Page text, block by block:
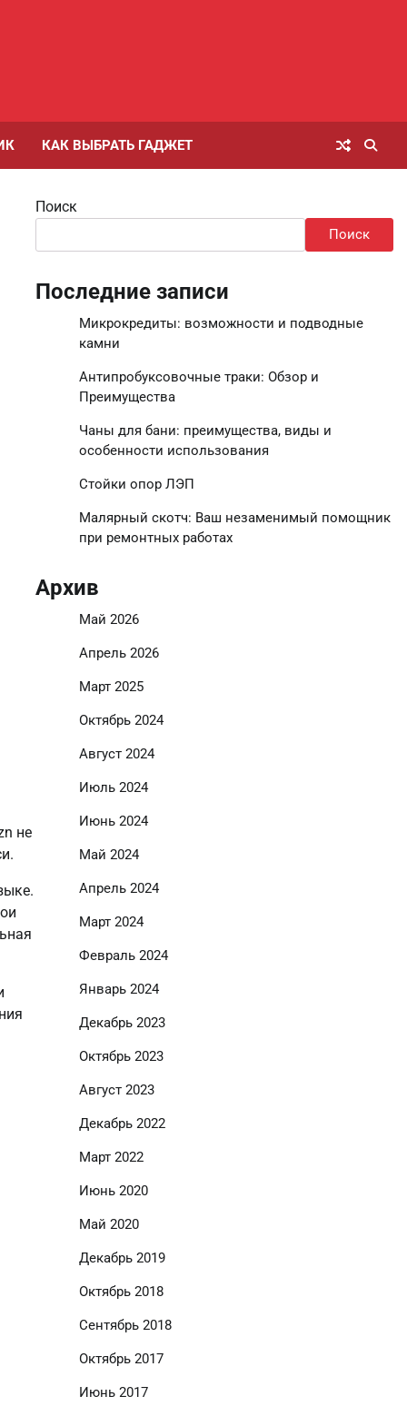
КАК ВЫБРАТЬ ГАДЖЕТ
не
Поиск
Поиск
Последние записи
Микрокредиты: возможности и подводные
камни
Антипробуксовочные траки: Обзор и
Преимущества
Чаны для бани: преимущества, виды и
особенности использования
Стойки опор ЛЭП
Малярный скотч: Ваш незаменимый помощник
при ремонтных работах
Архив
Май 2026
Апрель 2026
Март 2025
Октябрь 2024
Август 2024
Июль 2024
Июнь 2024
Май 2024
Апрель 2024
Март 2024
Февраль 2024
Январь 2024
Декабрь 2023
Октябрь 2023
Август 2023
Декабрь 2022
Март 2022
Июнь 2020
Май 2020
Декабрь 2019
Октябрь 2018
Сентябрь 2018
Октябрь 2017
Июнь 2017